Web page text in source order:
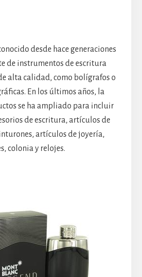
desde hace generaciones
de instrumentos de escritura
alta calidad, como bolígrafos o
En los últimos años, la
se ha ampliado para incluir
de escritura, artículos de
artículos de joyería,
colonia y relojes.